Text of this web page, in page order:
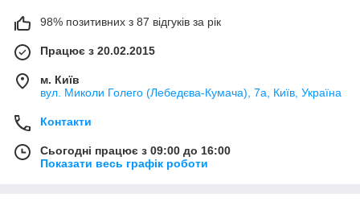
98% позитивних з 87 відгуків за рік
Працює з 20.02.2015
м. Київ
вул. Миколи Голего (Лебедєва-Кумача), 7а, Київ, Україна
Контакти
Сьогодні працює з 09:00 до 16:00
Показати весь графік роботи